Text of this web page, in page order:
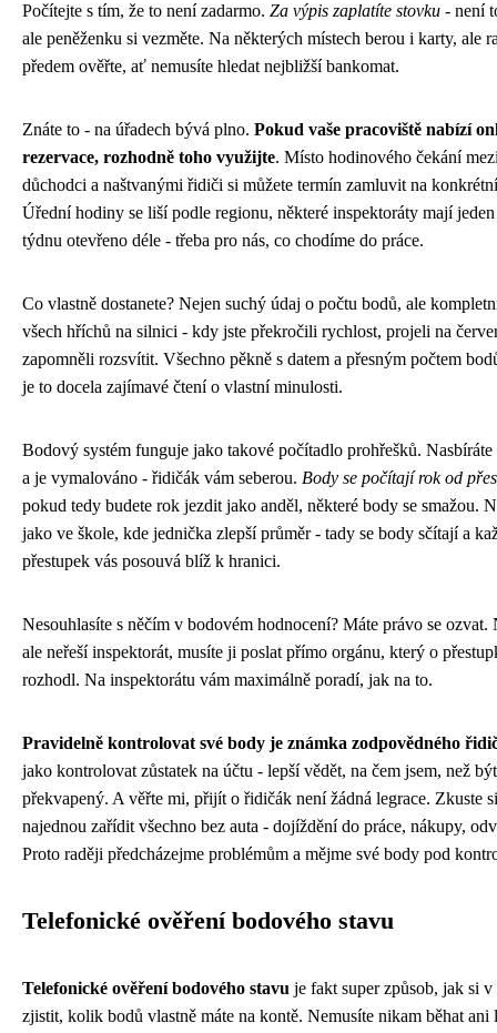
Počítejte s tím, že to není zadarmo. Za výpis zaplatíte stovku - není
ale peněženku si vezměte. Na některých místech berou i karty, ale
předem ověřte, ať nemusíte hledat nejbližší bankomat.
Znáte to - na úřadech bývá plno. Pokud vaše pracoviště nabízí
rezervace, rozhodně toho využijte. Místo hodinového čekání
důchodci a naštvanými řidiči si můžete termín zamluvit na
Úřední hodiny se liší podle regionu, některé inspektoráty mají
týdnu otevřeno déle - třeba pro nás, co chodíme do práce.
Co vlastně dostanete? Nejen suchý údaj o počtu bodů, ale
všech hříchů na silnici - kdy jste překročili rychlost, projeli na
zapomněli rozsvítit. Všechno pěkně s datem a přesným počtem
je to docela zajímavé čtení o vlastní minulosti.
Bodový systém funguje jako takové počítadlo prohřešků. Nasbíráte
a je vymalováno - řidičák vám seberou. Body se počítají rok od
pokud tedy budete rok jezdit jako anděl, některé body se smažou.
jako ve škole, kde jednička zlepší průměr - tady se body sčítají a
přestupek vás posouvá blíž k hranici.
Nesouhlasíte s něčím v bodovém hodnocení? Máte právo se ozvat.
ale neřeší inspektorát, musíte ji poslat přímo orgánu, který o
rozhodl. Na inspektorátu vám maximálně poradí, jak na to.
Pravidelně kontrolovat své body je známka zodpovědného
jako kontrolovat zůstatek na účtu - lepší vědět, na čem jsem, než být
překvapený. A věřte mi, přijít o řidičák není žádná legrace. Zkuste si
najednou zařídit všechno bez auta - dojíždění do práce, nákupy,
Proto raději předcházejme problémům a mějme své body pod
Telefonické ověření bodového stavu
Telefonické ověření bodového stavu je fakt super způsob, jak si
zjistit, kolik bodů vlastně máte na kontě. Nemusíte nikam běhat ani